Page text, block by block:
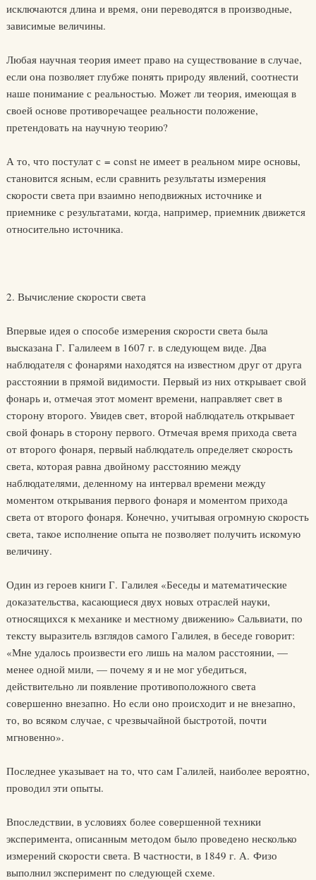
исключаются длина и время, они переводятся в производные,
зависимые величины.
Любая научная теория имеет право на существование в случае,
если она позволяет глубже понять природу явлений, соотнести
наше понимание с реальностью. Может ли теория, имеющая в
своей основе противоречащее реальности положение,
претендовать на научную теорию?
А то, что постулат с = const не имеет в реальном мире основы,
становится ясным, если сравнить результаты измерения
скорости света при взаимно неподвижных источнике и
приемнике с результатами, когда, например, приемник движется
относительно источника.
2. Вычисление скорости света
Впервые идея о способе измерения скорости света была
высказана Г. Галилеем в 1607 г. в следующем виде. Два
наблюдателя с фонарями находятся на известном друг от друга
расстоянии в прямой видимости. Первый из них открывает свой
фонарь и, отмечая этот момент времени, направляет свет в
сторону второго. Увидев свет, второй наблюдатель открывает
свой фонарь в сторону первого. Отмечая время прихода света
от второго фонаря, первый наблюдатель определяет скорость
света, которая равна двойному расстоянию между
наблюдателями, деленному на интервал времени между
моментом открывания первого фонаря и моментом прихода
света от второго фонаря. Конечно, учитывая огромную скорость
света, такое исполнение опыта не позволяет получить искомую
величину.
Один из героев книги Г. Галилея «Беседы и математические
доказательства, касающиеся двух новых отраслей науки,
относящихся к механике и местному движению» Сальвиати, по
тексту выразитель взглядов самого Галилея, в беседе говорит:
«Мне удалось произвести его лишь на малом расстоянии, —
менее одной мили, — почему я и не мог убедиться,
действительно ли появление противоположного света
совершенно внезапно. Но если оно происходит и не внезапно,
то, во всяком случае, с чрезвычайной быстротой, почти
мгновенно».
Последнее указывает на то, что сам Галилей, наиболее вероятно,
проводил эти опыты.
Впоследствии, в условиях более совершенной техники
эксперимента, описанным методом было проведено несколько
измерений скорости света. В частности, в 1849 г. А. Физо
выполнил эксперимент по следующей схеме.